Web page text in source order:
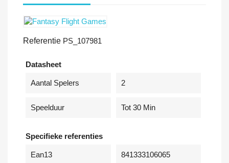
Referentie PS_107981
Datasheet
Aantal Spelers 2
Speelduur Tot 30 Min
Specifieke referenties
Ean13 841333106065